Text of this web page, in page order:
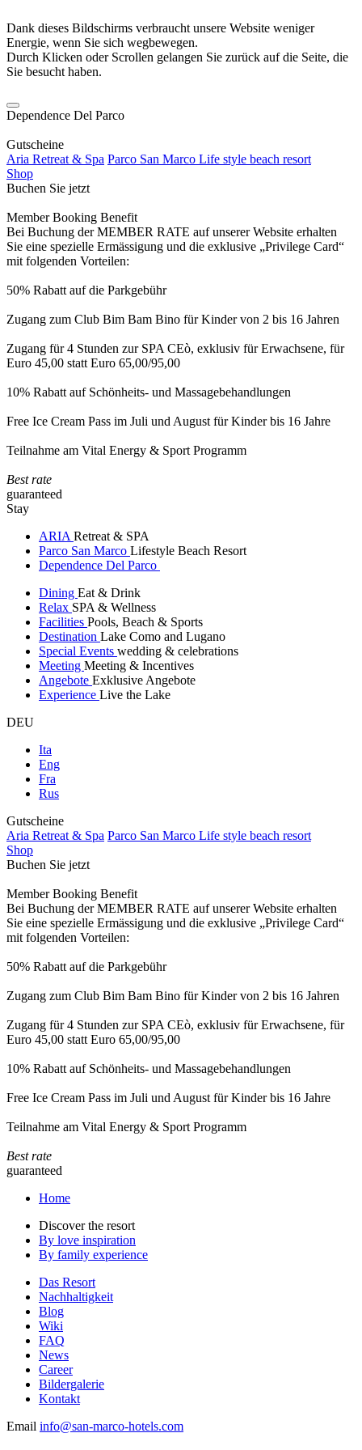
Dank dieses Bildschirms verbraucht unsere Website weniger
Energie, wenn Sie sich wegbewegen.
Durch Klicken oder Scrollen gelangen Sie zurück auf die Seite, die
Sie besucht haben.
Dependence Del Parco
Gutscheine
Aria Retreat & Spa Parco San Marco Life style beach resort
Shop
Buchen Sie jetzt
Member Booking Benefit
Bei Buchung der MEMBER RATE auf unserer Website erhalten
Sie eine spezielle Ermässigung und die exklusive „Privilege Card“
mit folgenden Vorteilen:
50% Rabatt auf die Parkgebühr
Zugang zum Club Bim Bam Bino für Kinder von 2 bis 16 Jahren
Zugang für 4 Stunden zur SPA CEò, exklusiv für Erwachsene, für
Euro 45,00 statt Euro 65,00/95,00
10% Rabatt auf Schönheits- und Massagebehandlungen
Free Ice Cream Pass im Juli und August für Kinder bis 16 Jahre
Teilnahme am Vital Energy & Sport Programm
Best rate
guaranteed
Stay
ARIA Retreat & SPA
Parco San Marco Lifestyle Beach Resort
Dependence Del Parco
Dining Eat & Drink
Relax SPA & Wellness
Facilities Pools, Beach & Sports
Destination Lake Como and Lugano
Special Events wedding & celebrations
Meeting Meeting & Incentives
Angebote Exklusive Angebote
Experience Live the Lake
DEU
Ita
Eng
Fra
Rus
Gutscheine
Aria Retreat & Spa Parco San Marco Life style beach resort
Shop
Buchen Sie jetzt
Member Booking Benefit
Bei Buchung der MEMBER RATE auf unserer Website erhalten
Sie eine spezielle Ermässigung und die exklusive „Privilege Card“
mit folgenden Vorteilen:
50% Rabatt auf die Parkgebühr
Zugang zum Club Bim Bam Bino für Kinder von 2 bis 16 Jahren
Zugang für 4 Stunden zur SPA CEò, exklusiv für Erwachsene, für
Euro 45,00 statt Euro 65,00/95,00
10% Rabatt auf Schönheits- und Massagebehandlungen
Free Ice Cream Pass im Juli und August für Kinder bis 16 Jahre
Teilnahme am Vital Energy & Sport Programm
Best rate
guaranteed
Home
Discover the resort
By love inspiration
By family experience
Das Resort
Nachhaltigkeit
Blog
Wiki
FAQ
News
Career
Bildergalerie
Kontakt
Email info@san-marco-hotels.com